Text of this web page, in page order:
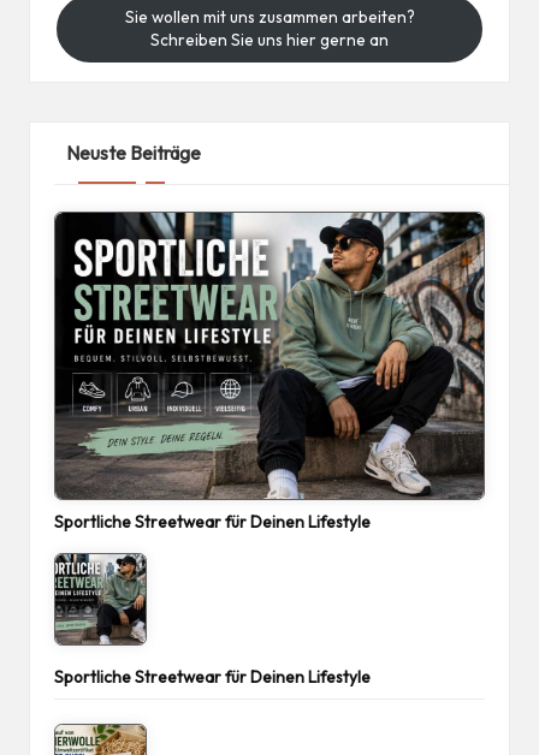
Sie wollen mit uns zusammen arbeiten?
Schreiben Sie uns hier gerne an
Neuste Beiträge
Sportliche Streetwear für Deinen Lifestyle
Sportliche Streetwear für Deinen Lifestyle